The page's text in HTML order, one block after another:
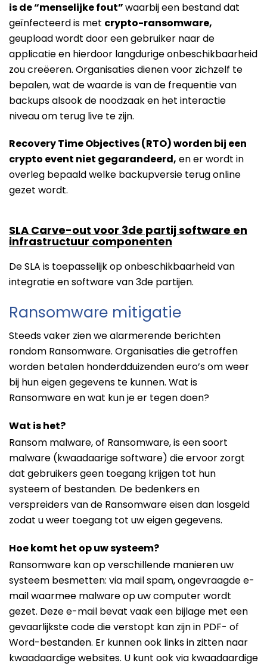
is de “menselijke fout”waarbij een bestand dat
geïnfecteerd is met crypto-ransomware,
geupload wordt door een gebruiker naar de
applicatie en hierdoor langdurige onbeschikbaarheid
zou creëeren. Organisaties dienen voor zichzelf te
bepalen, wat de waarde is van de frequentie van
backups alsook de noodzaak en het interactie
niveau om terug live te zijn.
Recovery Time Objectives (RTO) worden bij een
crypto event niet gegarandeerd, en er wordt in
overleg bepaald welke backupversie terug online
gezet wordt.
SLA Carve-out voor 3de partij software en
infrastructuur componenten
De SLA is toepasselijk op onbeschikbaarheid van
integratie en software van 3de partijen.
Ransomware mitigatie
Steeds vaker zien we alarmerende berichten
rondom Ransomware. Organisaties die getroffen
worden betalen honderdduizenden euro’s om weer
bij hun eigen gegevens te kunnen. Wat is
Ransomware en wat kun je er tegen doen?
Wat is het?
Ransom malware, of Ransomware, is een soort
malware (kwaadaarige software) die ervoor zorgt
dat gebruikers geen toegang krijgen tot hun
systeem of bestanden. De bedenkers en
verspreiders van de Ransomware eisen dan losgeld
zodat u weer toegang tot uw eigen gegevens.
Hoe komt het op uw systeem?
Ransomware kan op verschillende manieren uw
systeem besmetten: via mail spam, ongevraagde e-
mail waarmee malware op uw computer wordt
gezet. Deze e-mail bevat vaak een bijlage met een
gevaarlijkste code die verstopt kan zijn in PDF- of
Word-bestanden. Er kunnen ook links in zitten naar
kwaadaardige websites. U kunt ook via kwaadaardige